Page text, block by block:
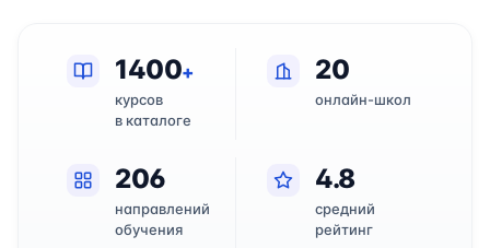
1400+
курсов
в каталоге
20
онлайн-школ
206
направлений
обучения
4.8
средний
рейтинг